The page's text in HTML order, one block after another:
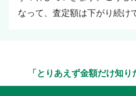
なって、査定額は下がり続け
「とりあえず金額だけ知り